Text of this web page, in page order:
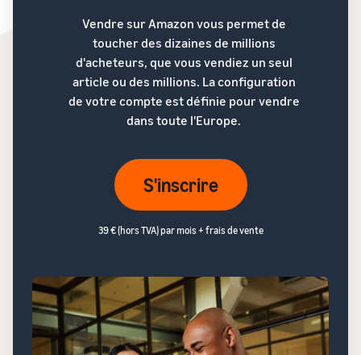
Vendre sur Amazon vous permet de
toucher des dizaines de millions
d'acheteurs, que vous vendiez un seul
article ou des millions. La configuration
de votre compte est définie pour vendre
dans toute l'Europe.
S'inscrire
39 € (hors TVA) par mois + frais de vente